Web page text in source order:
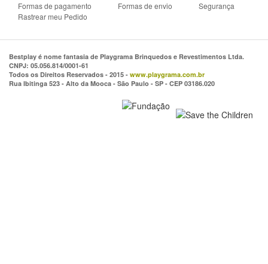
Formas de pagamento
Formas de envio
Segurança
Rastrear meu Pedido
Bestplay é nome fantasia de Playgrama Brinquedos e Revestimentos Ltda.
CNPJ: 05.056.814/0001-61
Todos os Direitos Reservados - 2015 - www.playgrama.com.br
Rua Ibitinga 523 - Alto da Mooca - São Paulo - SP - CEP 03186.020